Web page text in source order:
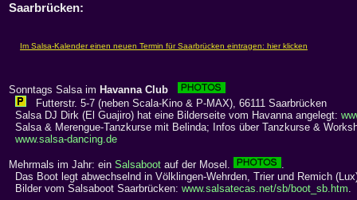
Saarbrücken:
Sonntags Salsa im Havanna Club
Futterstr. 5-7 (neben Scala-Kino & P-MAX), 66111 Saarbrücken
Salsa DJ Dirk (El Guajiro) hat eine Bilderseite vom Havanna angelegt:
Salsa & Merengue-Tanzkurse mit Belinda; Infos über Tanzkurse &
www.salsa-dancing.de
Mehrmals im Jahr: ein Salsaboot auf der Mosel.
.
Das Boot legt abwechselnd in Völklingen-Wehrden, Trier und Remich
Bilder vom Salsaboot Saarbrücken: www.salsatecas.net/sb/boot_sb.htm.